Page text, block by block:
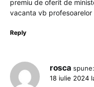
premiu de oferit de
vacanta vb profesoarelor
Reply
rosca spune:
18 iulie 2024